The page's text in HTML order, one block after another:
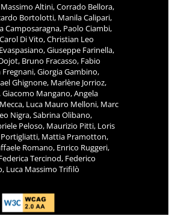
Altini, Corrado Bellora,
Bortolotti, Manila Calipari,
Camposaragna, Paolo Ciambi,
Di Vito, Christian Leo
Giuseppe Farinella,
Bruno Fracasso, Fabio
Fregnani, Giorgia Gambino,
Ghignone, Marlène Jorrioz,
Mangano, Angela
Luca Mauro Melloni, Marc
Nigra, Sabrina Olibano,
Peloso, Maurizio Pitti, Loris
Mattia Pramotton,
Romano, Enrico Ruggeri,
Tercinod, Federico
Luca Massimo Trifilò